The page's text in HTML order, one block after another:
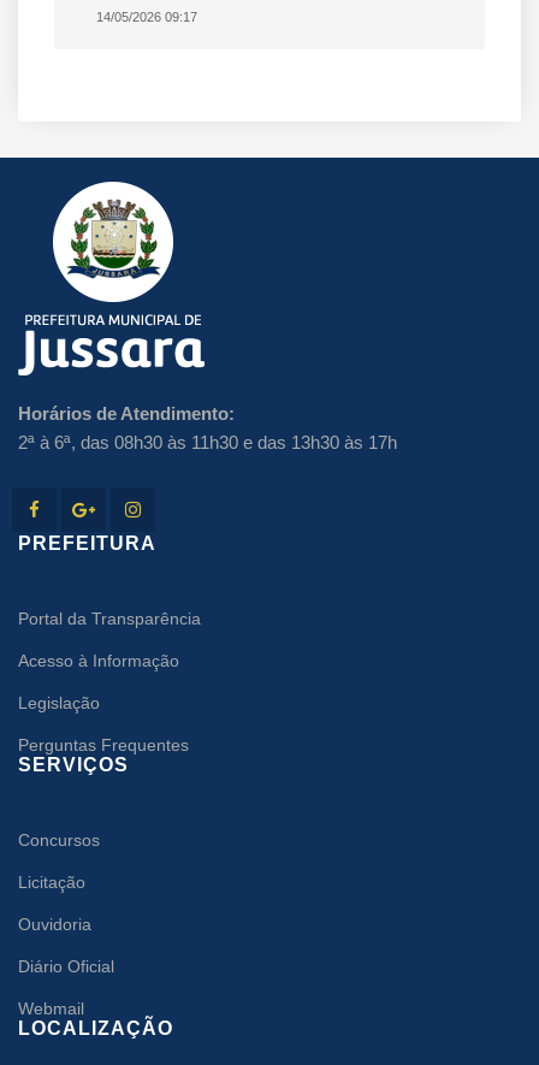
14/05/2026 09:17
Horários de Atendimento:
2ª à 6ª, das 08h30 às 11h30 e das 13h30 às 17h
PREFEITURA
Portal da Transparência
Acesso à Informação
Legislação
Perguntas Frequentes
SERVIÇOS
Concursos
Licitação
Ouvidoria
Diário Oficial
Webmail
LOCALIZAÇÃO